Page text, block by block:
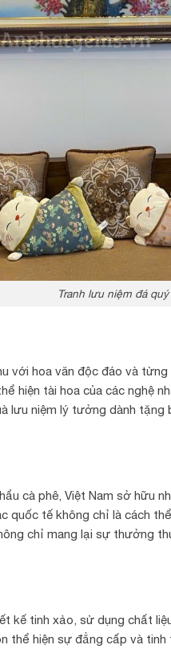
Tranh lưu niệm đá quý
với hoa văn độc đáo và
hiện tài hoa của các nghệ
lưu niệm lý tưởng dành
cà phê, Việt Nam sở hữu
quốc tế không chỉ là cách
chỉ mang lại sự thưởng
kế tinh xảo, sử dụng chất
thể hiện sự đẳng cấp và